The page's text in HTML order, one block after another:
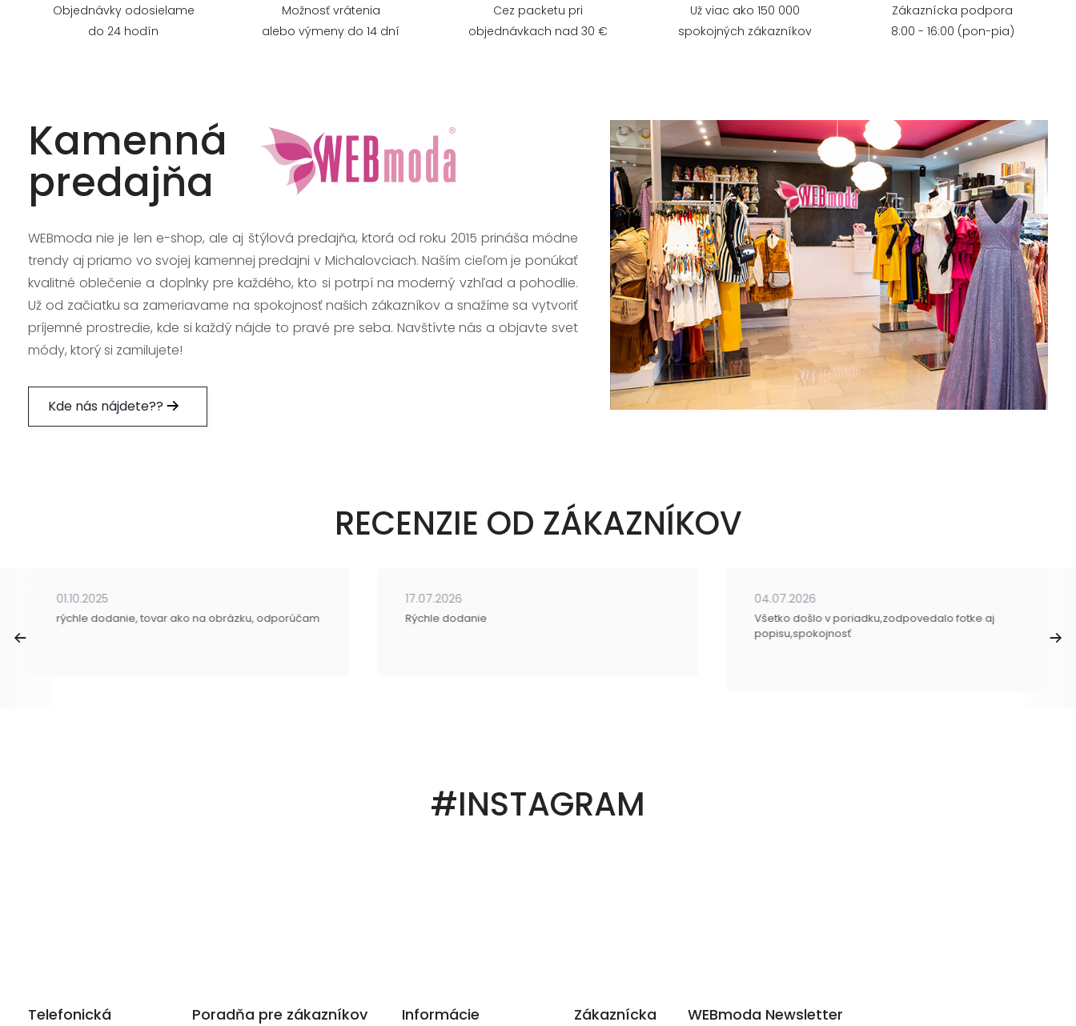
Objednávky odosielame
do 24 hodín
Možnosť vrátenia
alebo výmeny do 14 dní
Cez packetu pri
objednávkach nad 30 €
Už viac ako 150 000
spokojných zákazníkov
Zákaznícka podpora
8:00 - 16:00 (pon-pia)
Kamenná
predajňa
WEBmoda nie je len e-shop, ale aj štýlová predajňa, ktorá od roku 2015 prináša módne
trendy aj priamo vo svojej kamennej predajni v Michalovciach. Naším cieľom je ponúkať
kvalitné oblečenie a doplnky pre každého, kto si potrpí na moderný vzhľad a pohodlie.
Už od začiatku sa zameriavame na spokojnosť našich zákazníkov a snažíme sa vytvoriť
príjemné prostredie, kde si každý nájde to pravé pre seba. Navštívte nás a objavte svet
módy, ktorý si zamilujete!
Kde nás nájdete??
RECENZIE OD ZÁKAZNÍKOV
01.10.2025
rýchle dodanie, tovar ako na obrázku, odporúčam
17.07.2026
Rýchle dodanie
04.07.2026
Všetko došlo v poriadku,zodpovedalo fotke aj
popisu,spokojnosť
#INSTAGRAM
Telefonická
Poradňa pre zákazníkov Informácie
Zákaznícka
WEBmoda Newsletter